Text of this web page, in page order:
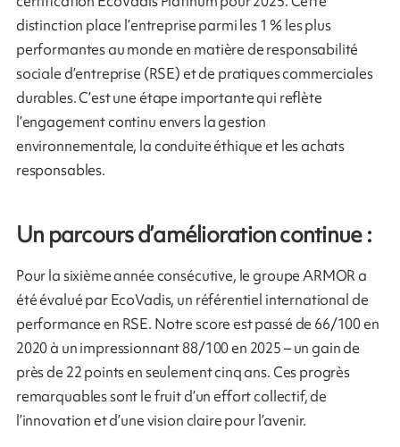
distinction place l’entreprise parmi les 1 % les plus
performantes au monde en matière de responsabilité
sociale d’entreprise (RSE) et de pratiques commerciales
durables. C’est une étape importante qui reflète
l’engagement continu envers la gestion
environnementale, la conduite éthique et les achats
responsables.
Un parcours d’amélioration continue :
Pour la sixième année consécutive, le groupe ARMOR a
été évalué par EcoVadis, un référentiel international de
performance en RSE. Notre score est passé de 66/100 en
2020 à un impressionnant 88/100 en 2025 – un gain de
près de 22 points en seulement cinq ans. Ces progrès
remarquables sont le fruit d’un effort collectif, de
l’innovation et d’une vision claire pour l’avenir.